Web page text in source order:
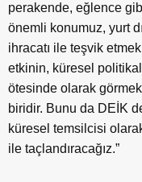
perakende, eğlence
önemli konumuz, yurt
ihracatı ile teşvik
etkinin, küresel
ötesinde olarak
biridir. Bunu da DEİK
küresel temsilcisi
ile taçlandıracağız.”